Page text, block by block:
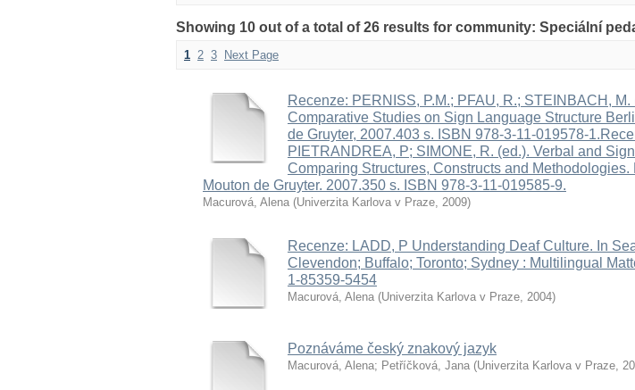
Showing 10 out of a total of 26 results for community: Speciální
1 2 3 Next Page
Recenze: PERNISS, P.M.; PFAU, R.; STEINBACH,
Comparative Studies on Sign Language Structure
de Gruyter, 2007.403 s. ISBN 978-3-11-019578-
PIETRANDREA, P; SIMONE, R. (ed.). Verbal and
Comparing Structures, Constructs and Methodologies.
Mouton de Gruyter. 2007.350 s. ISBN 978-3-11-019585-9.
Macurová, Alena (Univerzita Karlova v Praze, 2009)
Recenze: LADD, P Understanding Deaf Culture. In
Clevendon; Buffalo; Toronto; Sydney : Multilingual
1-85359-5454
Macurová, Alena (Univerzita Karlova v Praze, 2004)
Poznáváme český znakový jazyk
Macurová, Alena; Petříčková, Jana (Univerzita Karlova v Praze,